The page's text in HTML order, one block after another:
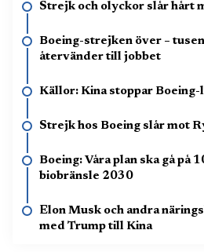
Strejk och olyckor slår hårt
Boeing-strejken över –
återvänder till jobbet
Källor: Kina stoppar
Strejk hos Boeing slår mot
Boeing: Våra plan ska gå på
biobränsle 2030
Elon Musk och andra
med Trump till Kina